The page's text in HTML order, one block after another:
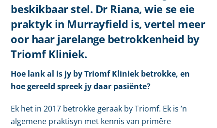
beskikbaar stel. Dr Riana, wie se eie
praktyk in Murrayfield is, vertel meer
oor haar jarelange betrokkenheid by
Triomf Kliniek.
Hoe lank al is jy by Triomf Kliniek betrokke, en
hoe gereeld spreek jy daar pasiënte?
Ek het in 2017 betrokke geraak by Triomf. Ek is ’n
algemene praktisyn met kennis van primêre